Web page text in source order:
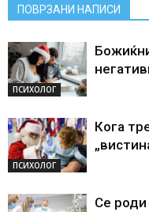
ПОВРЗАНИ НАПИСИ
ПСИХОЛОГ
ПСИХОЛОГ
Кога
Се роди